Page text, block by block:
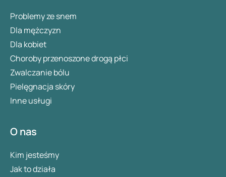
Problemy ze snem
Dla mężczyzn
Dla kobiet
Choroby przenoszone drogą płci
Zwalczanie bólu
Pielęgnacja skóry
Inne usługi
O nas
Kim jesteśmy
Jak to działa